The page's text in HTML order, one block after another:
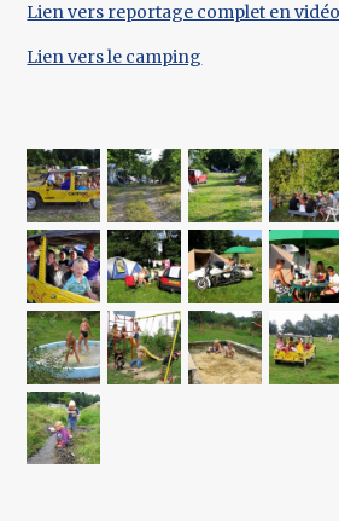
Lien vers reportage complet en vidéo
Lien vers le camping